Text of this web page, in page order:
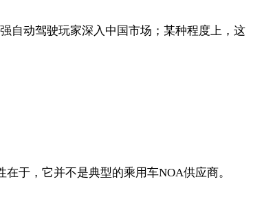
自动驾驶玩家深入中国市场；某种程度上，这
于，它并不是典型的乘用车NOA供应商。